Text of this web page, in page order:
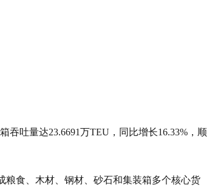
吐量达23.6691万TEU，同比增长16.33%，顺
食、木材、钢材、砂石和集装箱多个核心货